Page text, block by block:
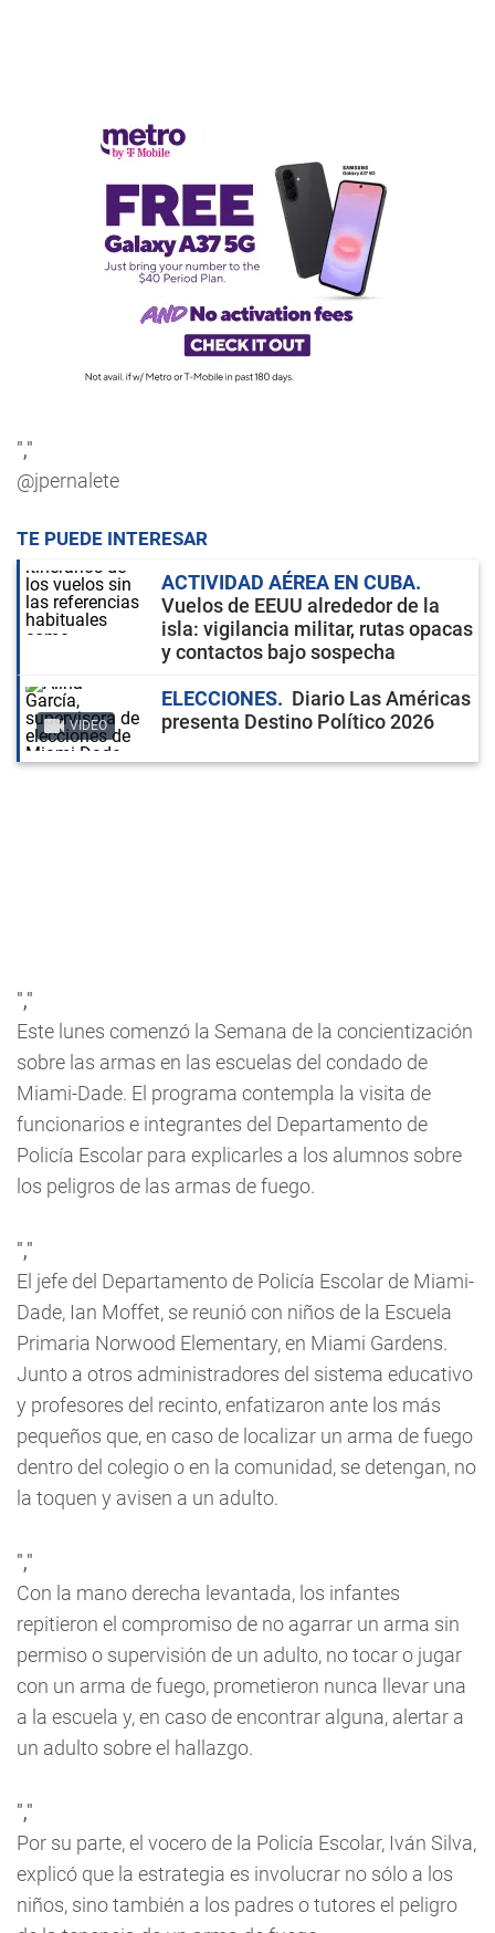
","
@jpernalete
TE PUEDE INTERESAR
ACTIVIDAD AÉREA EN CUBA
Vuelos de EEUU alrededor de la
isla: vigilancia militar, rutas opacas
y contactos bajo sospecha
VIDEO
ELECCIONES
Diario Las Américas
presenta Destino Político 2026
","
Este lunes comenzó la Semana de la concientización
sobre las armas en las escuelas del condado de
Miami-Dade. El programa contempla la visita de
funcionarios e integrantes del Departamento de
Policía Escolar para explicarles a los alumnos sobre
los peligros de las armas de fuego.
","
El jefe del Departamento de Policía Escolar de Miami-
Dade, Ian Moffet, se reunió con niños de la Escuela
Primaria Norwood Elementary, en Miami Gardens.
Junto a otros administradores del sistema educativo
y profesores del recinto, enfatizaron ante los más
pequeños que, en caso de localizar un arma de fuego
dentro del colegio o en la comunidad, se detengan, no
la toquen y avisen a un adulto.
","
Con la mano derecha levantada, los infantes
repitieron el compromiso de no agarrar un arma sin
permiso o supervisión de un adulto, no tocar o jugar
con un arma de fuego, prometieron nunca llevar una
a la escuela y, en caso de encontrar alguna, alertar a
un adulto sobre el hallazgo.
","
Por su parte, el vocero de la Policía Escolar, Iván Silva,
explicó que la estrategia es involucrar no sólo a los
niños, sino también a los padres o tutores el peligro